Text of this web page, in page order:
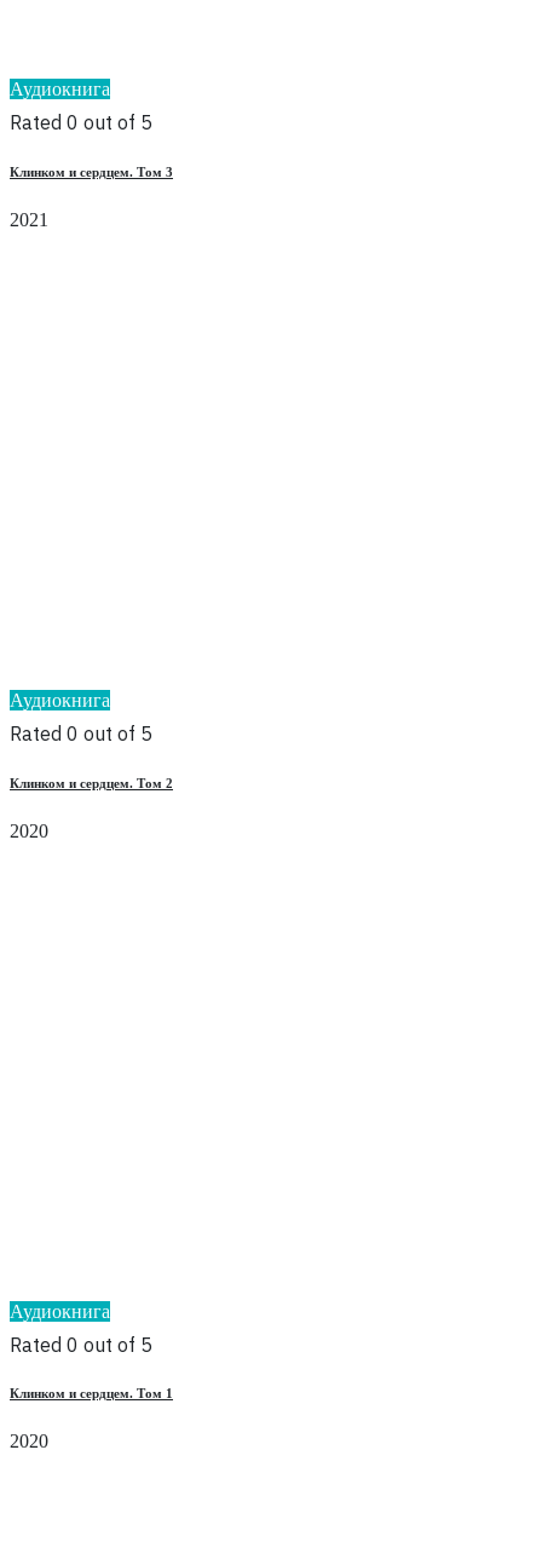
Аудиокнига
Rated 0 out of 5
Клинком и сердцем. Том 3
2021
Аудиокнига
Rated 0 out of 5
Клинком и сердцем. Том 2
2020
Аудиокнига
Rated 0 out of 5
Клинком и сердцем. Том 1
2020